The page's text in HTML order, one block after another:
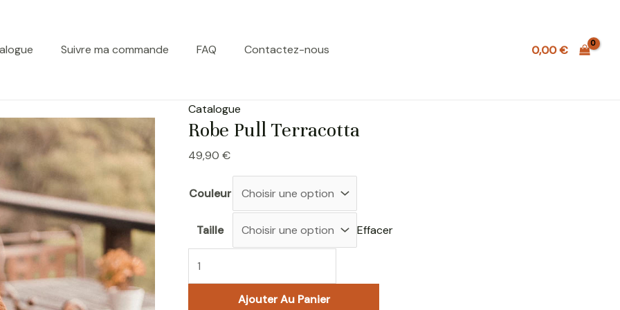
Suivre ma commande FAQ Contactez-nous 0,00€
Catalogue
Robe Pull Terracotta
49,90 €
Couleur
Taille Effacer
Robe
Ajouter Au Panier